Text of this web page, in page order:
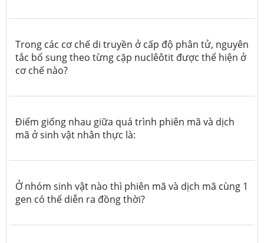
Trong các cơ chế di truyền ở cấp độ phân tử, nguyên
tắc bổ sung theo từng cặp nuclêôtit được thể hiện ở
cơ chế nào?
Điểm giống nhau giữa quá trình phiên mã và dịch
mã ở sinh vật nhân thực là:
Ở nhóm sinh vật nào thì phiên mã và dịch mã cùng 1
gen có thể diễn ra đồng thời?